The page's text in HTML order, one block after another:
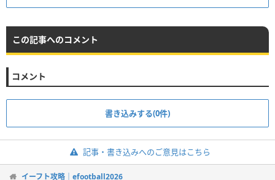
この記事へのコメント
コメント
書き込みする(0件)
記事・書き込みへのご意見はこちら
イーフト攻略｜efootball2026